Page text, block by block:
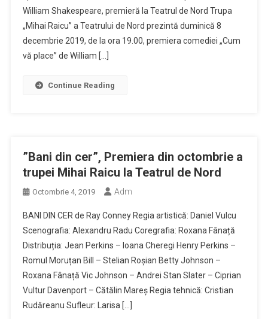
William Shakespeare, premieră la Teatrul de Nord Trupa
„Mihai Raicu” a Teatrului de Nord prezintă duminică 8
decembrie 2019, de la ora 19.00, premiera comediei „Cum
vă place” de William […]
Continue Reading
”Bani din cer”, Premiera din octombrie a
trupei Mihai Raicu la Teatrul de Nord
Octombrie 4, 2019 Adm
BANI DIN CER de Ray Conney Regia artistică: Daniel Vulcu
Scenografia: Alexandru Radu Coregrafia: Roxana Fânață
Distribuția: Jean Perkins – Ioana Cheregi Henry Perkins –
Romul Moruțan Bill – Stelian Roșian Betty Johnson –
Roxana Fânață Vic Johnson – Andrei Stan Slater – Ciprian
Vultur Davenport – Cătălin Mareș Regia tehnică: Cristian
Rudăreanu Sufleur: Larisa […]